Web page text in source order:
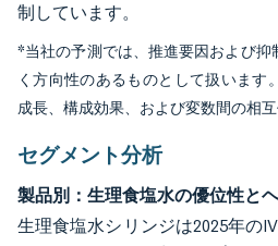
制しています。
*当社の予測では、推進要因および抑
く方向性のあるものとして扱います
成長、構成効果、および変数間の相
セグメント分析
製品別：生理食塩水の優位性と
生理食塩水シリンジは2025年の